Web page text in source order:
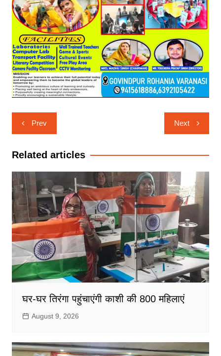
Post
navigation
Prev Next
Related articles
घर-घर तिरंगा पहुंचाएंगी काशी की 800 महिलाएं
August 9, 2026